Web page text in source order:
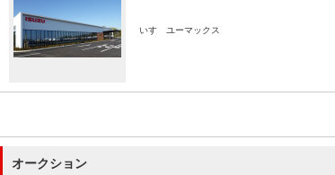
いすゞユーマックス
オークション